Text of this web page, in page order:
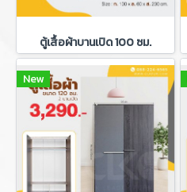
ตู้เสื้อผ้าบานเปิด 100 ซม.
New